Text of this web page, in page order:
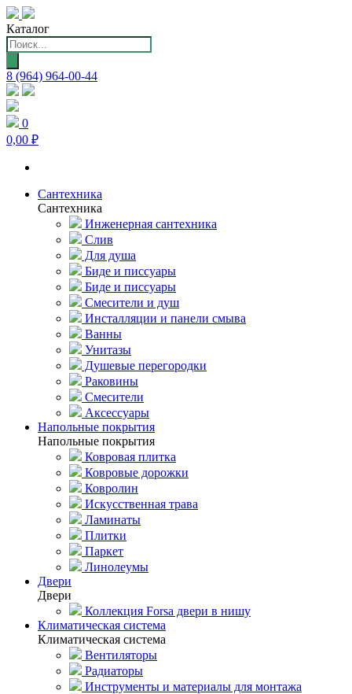
Каталог
Поиск
товаров
8 (964) 964-00-44
0
0,00 ₽
Сантехника
Сантехника
Инженерная сантехника
Слив
Для душа
Биде и писсуары
Биде и писсуары
Смесители и душ
Инсталляции и панели смыва
Ванны
Унитазы
Душевые перегородки
Раковины
Смесители
Аксессуары
Напольные покрытия
Напольные покрытия
Ковровая плитка
Ковровые дорожки
Ковролин
Искусственная трава
Ламинаты
Плитки
Паркет
Линолеумы
Двери
Двери
Коллекция Forsa двери в нишу
Климатическая система
Климатическая система
Вентиляторы
Радиаторы
Инструменты и материалы для монтажа